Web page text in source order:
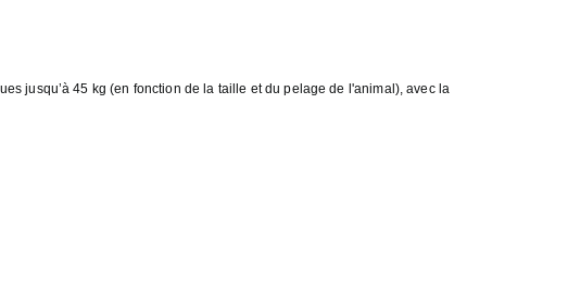
jusqu’à 45 kg (en fonction de la taille et du pelage de l'animal), avec la